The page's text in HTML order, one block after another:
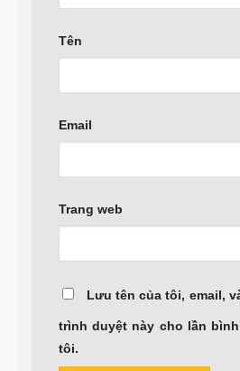
Tên
Email
Trang web
Lưu tên của tôi, email,
trình duyệt này cho lần
tôi.